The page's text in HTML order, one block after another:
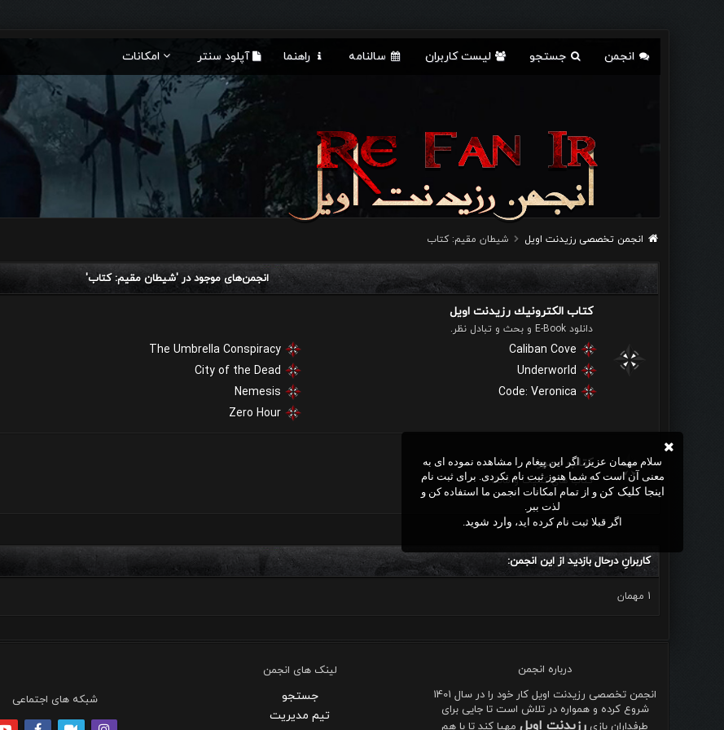
سلام مهمان عزیز، اگر این پیغام را مشاهده نموده ای به
معنی آن است که شما هنوز ثبت نام نکردی. برای ثبت نام
اینجا کلیک کن و از تمام امکانات انجمن ما استفاده کن و
لذت ببر.
اگر قبلا ثبت نام کرده اید، وارد شوید
انجمن جستجو لیست کاربران سالنامه راهنما آپلود سنتر امکانات
انجمن تخصصی رزیدنت اویل شيطان مقيم: كتاب
انجمن‌های موجود در 'شيطان مقيم: كتاب'
كتاب الكترونيك رزیدنت اویل
دانلود E-Book و بحث و تبادل نظر.
The Umbrella Conspiracy
Caliban Cove
City of the Dead
Underworld
Nemesis
Code: Veronica
Zero Hour
کتاب مصور
کتاب های کمیک و مانگا.
کاربرانِ درحال بازدید از این انجمن:
1 مهمان
درباره انجمن
انجمن تخصصی رزیدنت اویل کار خود را در سال 1401
شروع کرده و همواره در تلاش است تا جایی برای
طرفداران بازی رزیدنت اویل مهیا کند تا با هم
لینک های انجمن
جستجو
تیم مدیریت
شبکه های اجتماعی